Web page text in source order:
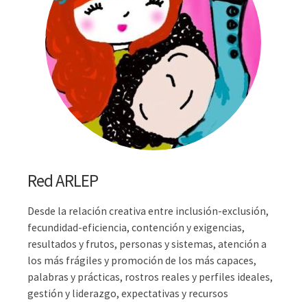
Red ARLEP
Desde la relación creativa entre inclusión-exclusión,
fecundidad-eficiencia, contención y exigencias,
resultados y frutos, personas y sistemas, atención a
los más frágiles y promoción de los más capaces,
palabras y prácticas, rostros reales y perfiles ideales,
gestión y liderazgo, expectativas y recursos